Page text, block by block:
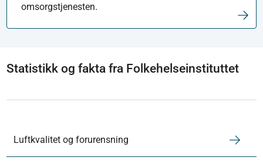
omsorgstjenesten.
Statistikk og fakta fra Folkehelseinstituttet
Luftkvalitet og forurensning